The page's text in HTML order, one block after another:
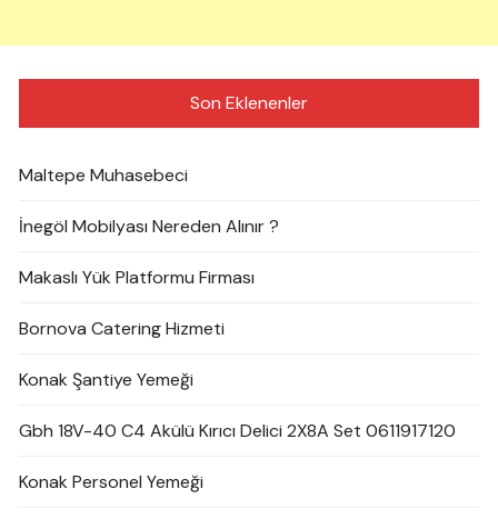
Son Eklenenler
Maltepe Muhasebeci
İnegöl Mobilyası Nereden Alınır ?
Makaslı Yük Platformu Firması
Bornova Catering Hizmeti
Konak Şantiye Yemeği
Gbh 18V-40 C4 Akülü Kırıcı Delici 2X8A Set 0611917120
Konak Personel Yemeği